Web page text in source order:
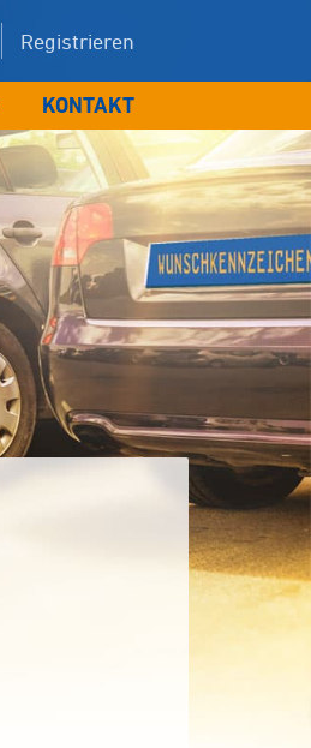
Registrieren
KONTAKT